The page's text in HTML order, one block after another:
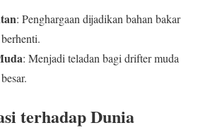
: Penghargaan dijadikan bahan bakar
: Menjadi teladan bagi drifter muda
terhadap Dunia